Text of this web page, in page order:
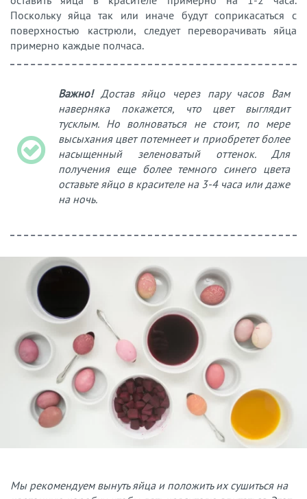
Поскольку яйца так или иначе будут соприкасаться с
поверхностью кастрюли, следует переворачивать яйца
примерно каждые полчаса.
Важно!Достав яйцо через пару часов Вам
наверняка покажется, что цвет выглядит
тусклым. Но волноваться не стоит, по мере
высыхания цвет потемнеет и приобретет более
насыщенный зеленоватый оттенок. Для
получения еще более темного синего цвета
оставьте яйцо в красителе на 3-4 часа или даже
на ночь.
Мы рекомендуем вынуть яйца и положить их сушиться на